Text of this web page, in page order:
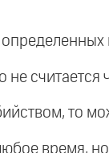
не
то
время,